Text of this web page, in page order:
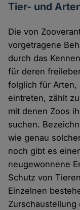
Tier- und
Die von
vorgetragene
durch das
für deren
folglich für Arten,
eintreten, zählt
mit denen Zoos
suchen.
wie genau
noch gibt es
neugewonnene
Schutz von
Einzelnen
Zurschaustellung